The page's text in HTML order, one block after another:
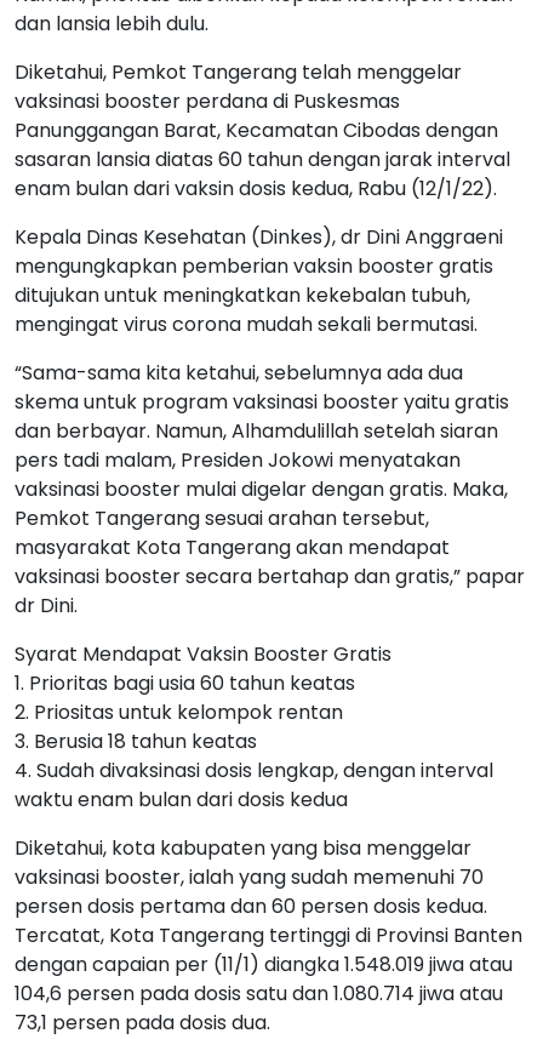
dan lansia lebih dulu.
Diketahui, Pemkot Tangerang telah menggelar
vaksinasi booster perdana di Puskesmas
Panunggangan Barat, Kecamatan Cibodas dengan
sasaran lansia diatas 60 tahun dengan jarak interval
enam bulan dari vaksin dosis kedua, Rabu (12/1/22).
Kepala Dinas Kesehatan (Dinkes), dr Dini Anggraeni
mengungkapkan pemberian vaksin booster gratis
ditujukan untuk meningkatkan kekebalan tubuh,
mengingat virus corona mudah sekali bermutasi.
“Sama-sama kita ketahui, sebelumnya ada dua
skema untuk program vaksinasi booster yaitu gratis
dan berbayar. Namun, Alhamdulillah setelah siaran
pers tadi malam, Presiden Jokowi menyatakan
vaksinasi booster mulai digelar dengan gratis. Maka,
Pemkot Tangerang sesuai arahan tersebut,
masyarakat Kota Tangerang akan mendapat
vaksinasi booster secara bertahap dan gratis,” papar
dr Dini.
Syarat Mendapat Vaksin Booster Gratis
1. Prioritas bagi usia 60 tahun keatas
2. Priositas untuk kelompok rentan
3. Berusia 18 tahun keatas
4. Sudah divaksinasi dosis lengkap, dengan interval
waktu enam bulan dari dosis kedua
Diketahui, kota kabupaten yang bisa menggelar
vaksinasi booster, ialah yang sudah memenuhi 70
persen dosis pertama dan 60 persen dosis kedua.
Tercatat, Kota Tangerang tertinggi di Provinsi Banten
dengan capaian per (11/1) diangka 1.548.019 jiwa atau
104,6 persen pada dosis satu dan 1.080.714 jiwa atau
73,1 persen pada dosis dua.